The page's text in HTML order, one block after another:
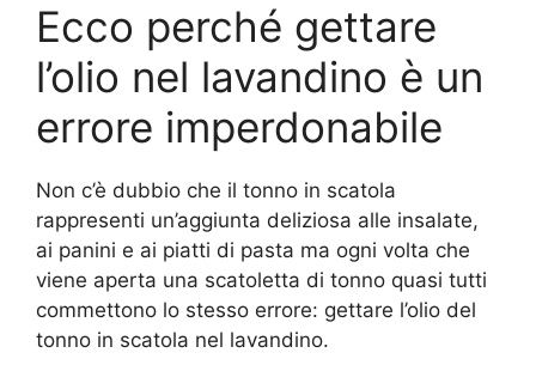
Ecco perché gettare
l’olio nel lavandino è un
errore imperdonabile
Non c’è dubbio che il tonno in scatola
rappresenti un’aggiunta deliziosa alle insalate,
ai panini e ai piatti di pasta ma ogni volta che
viene aperta una scatoletta di tonno quasi tutti
commettono lo stesso errore: gettare l’olio del
tonno in scatola nel lavandino.